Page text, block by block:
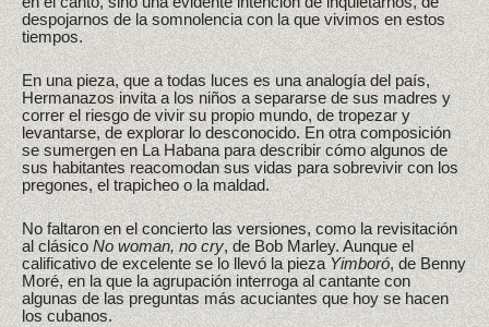
despojarnos de la somnolencia con la que vivimos en estos
tiempos.
En una pieza, que a todas luces es una analogía del país,
Hermanazos invita a los niños a separarse de sus madres y
correr el riesgo de vivir su propio mundo, de tropezar y
levantarse, de explorar lo desconocido. En otra composición
se sumergen en La Habana para describir cómo algunos de
sus habitantes reacomodan sus vidas para sobrevivir con los
pregones, el trapicheo o la maldad.
No faltaron en el concierto las versiones, como la revisitación
al clásicoNo woman, no cry, de Bob Marley. Aunque el
calificativo de excelente se lo llevó la piezaYimboró, de Benny
Moré, en la que la agrupación interroga al cantante con
algunas de las preguntas más acuciantes que hoy se hacen
los cubanos.